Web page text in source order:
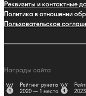
Реквизиты и контактные
Политика в отношении
Пользовательское
Награды сайта
Рейтинг рунета
2020 — 1 место